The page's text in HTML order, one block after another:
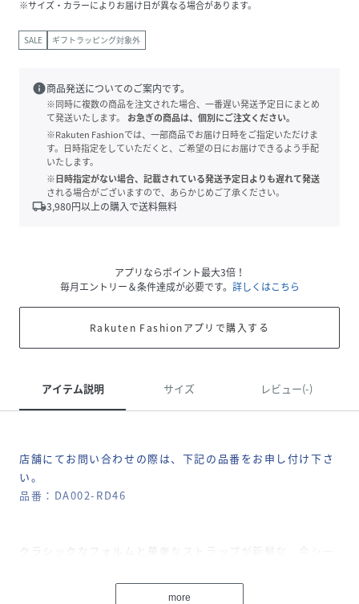
※サイズ・カラーによりお届け日が異なる場合があります。
SALE ギフトラッピング対象外
info商品発送についてのご案内です。
※同時に複数の商品を注文された場合、一番遅い発送予定日にまとめ
て発送いたします。
お急ぎの商品は、個別にご注文ください。
※Rakuten Fashionでは、一部商品でお届け日時をご指定いただけま
す。日時指定をしていただくと、ご希望の日にお届けできるよう手配
いたします。
※日時指定がない場合、記載されている発送予定日よりも遅れて発送
される場合がございますので、あらかじめご了承ください。
local_shipping3,980円以上の購入で送料無料
アプリならポイント最大3倍！
毎月エントリー＆条件達成が必要です。 詳しくはこちら
Rakuten Fashionアプリで購入する
アイテム説明 サイズ レビュー(-)
店舗にてお問い合わせの際は、下記の品番をお申し付け下さ
い。
品番：DA002-RD46
クラシックなフォルムと華奢なストラップが新鮮な、今シー
イズでそれぞれBLACKとOFFの2色展開です。
more